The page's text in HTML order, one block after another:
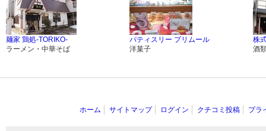
麺家 鶏処-TORIKO-
ラーメン・中華そば
パティスリー プリムール
洋菓子
株
酒
ホーム サイトマップ ログイン クチコミ投稿 プラ